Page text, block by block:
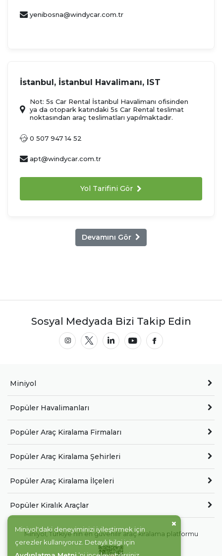
yenibosna@windycar.com.tr
İstanbul, İstanbul Havalimanı, IST
Not: 5s Car Rental İstanbul Havalimanı ofisinden
ya da otopark katındaki 5s Car Rental teslimat
noktasından araç teslimatları yapılmaktadır.
0 507 947 14 52
apt@windycar.com.tr
Yol Tarifini Gör
Devamını Gör
Sosyal Medyada Bizi Takip Edin
Miniyol
Popüler Havalimanları
Popüler Araç Kiralama Firmaları
Popüler Araç Kiralama Şehirleri
Popüler Araç Kiralama İlçeleri
Popüler Kiralık Araçlar
Miniyol, Türkiye'nin en güvenilir araç kiralama platformu
Miniyol'daki deneyiminizi iyileştirmek için
çerezler kullanıyoruz. Detaylı bilgi için